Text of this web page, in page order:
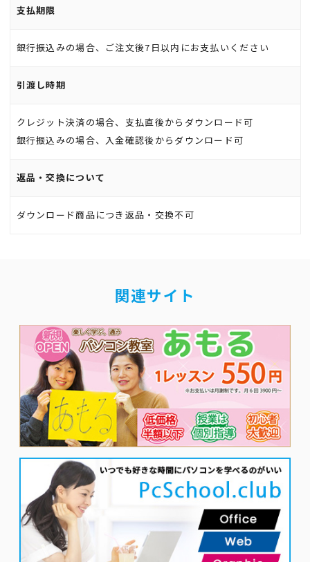
支払期限
銀行振込みの場合、ご注文後7日以内にお支払いください
引渡し時期
クレジット決済の場合、支払直後からダウンロード可
銀行振込みの場合、入金確認後からダウンロード可
返品・交換について
ダウンロード商品につき返品・交換不可
関連サイト